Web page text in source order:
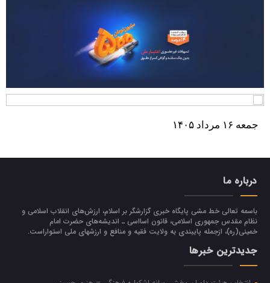
جمعه ۱۶ مرداد ۱۴۰۵
درباره ما
باسمه تعالی خط مشی پایگاه خبری گزارشگر بر اسلام، ارزش‌هاي انقلاب اسلامي و
نظام مقدس جمهوري اسلامي، قانون اسااسی ـ انديشه‌هاي حضرت امام
خميني(ره)، ازجمله پایبندی به ولايت فقيه و منافع و ارزشهاي ملي استواراست.
جدیدترین خبرها